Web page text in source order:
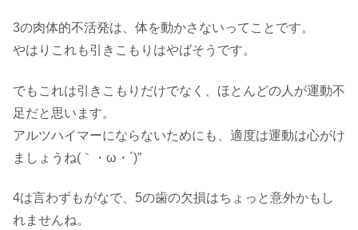
3の肉体的不活発は、体を動かさないってことです。
やはりこれも引きこもりはやばそうです。
でもこれは引きこもりだけでなく、ほとんどの人が運動不
足だと思います。
アルツハイマーにならないためにも、適度は運動は心がけ
ましょうね(｀・ω・´)”
4は言わずもがなで、5の歯の欠損はちょっと意外かもし
れませんね。